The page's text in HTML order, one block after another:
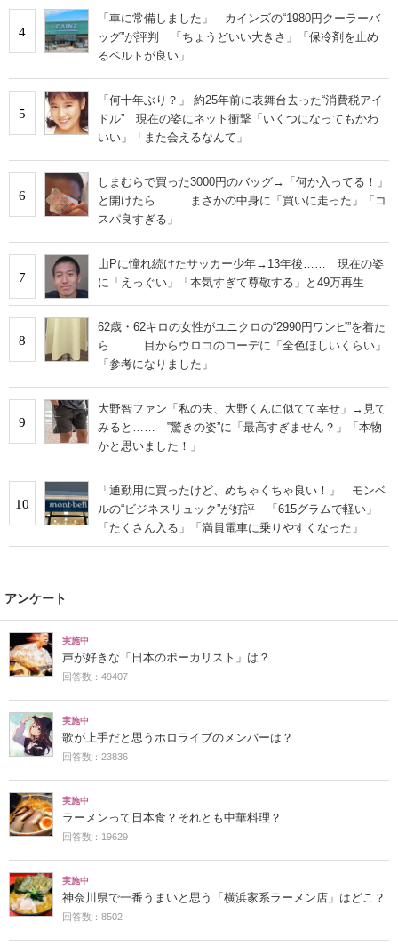
4
「車に常備しました」 カインズの“1980円クーラーバ
ッグ”が評判 「ちょうどいい大きさ」「保冷剤を止め
るベルトが良い」
5
「何十年ぶり？」 約25年前に表舞台去った“消費税アイ
ドル” 現在の姿にネット衝撃「いくつになってもかわ
いい」「また会えるなんて」
6
しまむらで買った3000円のバッグ→「何か入ってる！」
と開けたら…… まさかの中身に「買いに走った」「コ
スパ良すぎる」
7
山Pに憧れ続けたサッカー少年→13年後…… 現在の姿
に「えっぐい」「本気すぎて尊敬する」と49万再生
8
62歳・62キロの女性がユニクロの“2990円ワンピ”を着た
ら…… 目からウロコのコーデに「全色ほしいくらい」
「参考になりました」
9
大野智ファン「私の夫、大野くんに似てて幸せ」→見て
みると…… ‟驚きの姿”に「最高すぎません？」「本物
かと思いました！」
10
「通勤用に買ったけど、めちゃくちゃ良い！」 モンベ
ルの“ビジネスリュック”が好評 「615グラムで軽い」
「たくさん入る」「満員電車に乗りやすくなった」
アンケート
実施中
声が好きな「日本のボーカリスト」は？
回答数：49407
実施中
歌が上手だと思うホロライブのメンバーは？
回答数：23836
実施中
ラーメンって日本食？それとも中華料理？
回答数：19629
実施中
神奈川県で一番うまいと思う「横浜家系ラーメン店」はどこ？
回答数：8502